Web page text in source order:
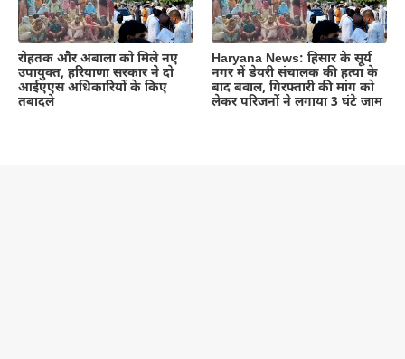
रोहतक और अंबाला को मिले नए
उपायुक्त, हरियाणा सरकार ने दो
आईएएस अधिकारियों के किए
तबादले
Haryana News: हिसार के सूर्य
नगर में डेयरी संचालक की हत्या के
बाद बवाल, गिरफ्तारी की मांग को
लेकर परिजनों ने लगाया 3 घंटे जाम